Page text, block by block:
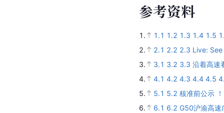
参考资料
1. 1.1 1.2 1.3 1.4 1.5
2.
2.1 2.2 2.3 Live:
3.
3.1 3.2 3.3 沿着高速
4.
4.1 4.2 4.3 4.4 4.5
5.
5.1 5.2 核准前公示
6.
6.1 6.2 G50沪渝高速